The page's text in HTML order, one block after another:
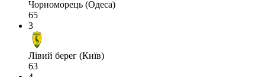
Чорноморець (Одеса)
65
3
Лівий берег (Київ)
63